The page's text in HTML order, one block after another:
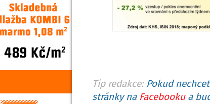
Tip redakce: Pokud
stránky na Facebookua